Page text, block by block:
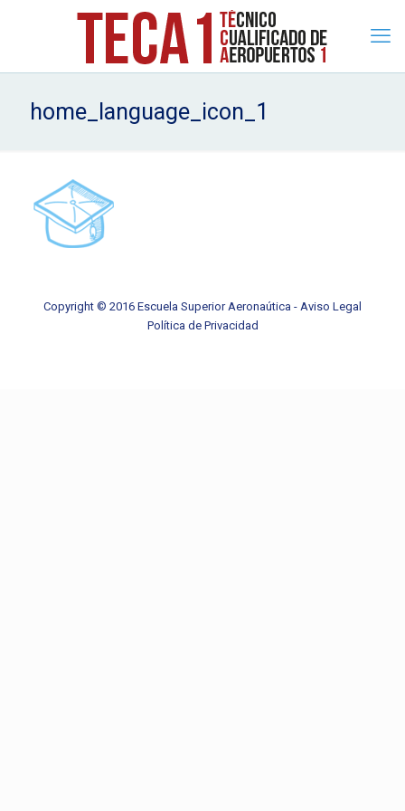
home_language_icon_1
Copyright © 2016 Escuela Superior Aeronaútica - Aviso Legal
Política de Privacidad